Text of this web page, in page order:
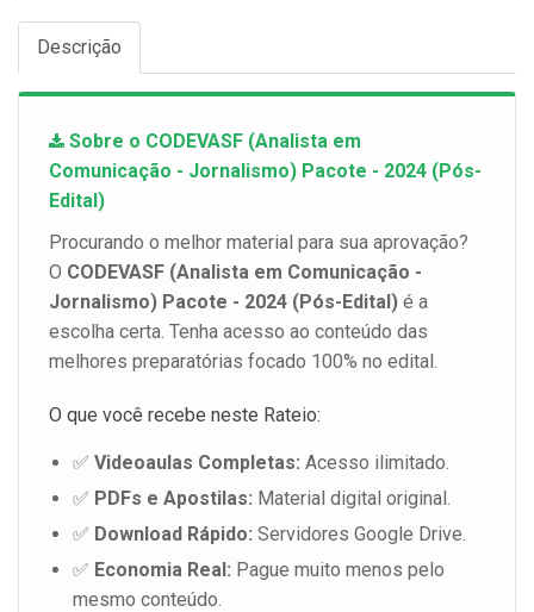
Descrição
Sobre o CODEVASF (Analista em
Comunicação - Jornalismo) Pacote - 2024 (Pós-
Edital)
Procurando o melhor material para sua aprovação?
O CODEVASF (Analista em Comunicação -
Jornalismo) Pacote - 2024 (Pós-Edital) é a
escolha certa. Tenha acesso ao conteúdo das
melhores preparatórias focado 100% no edital.
O que você recebe neste Rateio:
✅ Videoaulas Completas: Acesso ilimitado.
✅ PDFs e Apostilas: Material digital original.
✅ Download Rápido: Servidores Google Drive.
✅ Economia Real: Pague muito menos pelo
mesmo conteúdo.